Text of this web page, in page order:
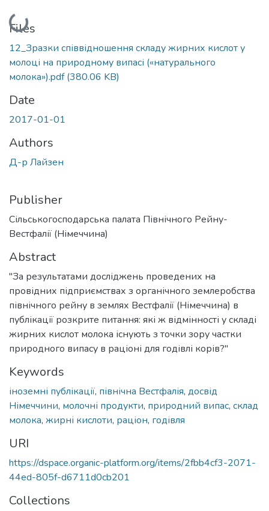
Loading...
Files
12_Зразки співвідношення складу жирних кислот у
молоці на природному випасі («натурального
молока»).pdf(380.06 KB)
Date
2017-01-01
Authors
Д-р Лайзен
Publisher
Сільськогосподарська палата Північного Рейну-
Вестфалії (Німеччина)
Abstract
"За результатами досліджень проведених на
провідних підприємствах з органічного землеробства
північного рейну в землях Вестфалії (Німеччина) в
публікації розкрите питання: які ж відмінності у складі
жирних кислот молока існують з точки зору частки
природного випасу в раціоні для годівлі корів?"
Keywords
іноземні публікації, північна Вестфалія, досвід
Німеччини, молочні продукти, природний випас, склад
молока, жирні кислоти, раціон, годівля
URI
https://dspace.organic-platform.org/items/2fbb4cf3-2071-
44ed-805f-d6711d0cb201
Collections